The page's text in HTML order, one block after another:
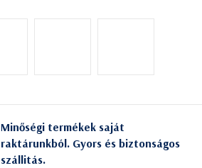
Minőségi termékek saját
raktárunkból. Gyors és biztonságos
szállitás.